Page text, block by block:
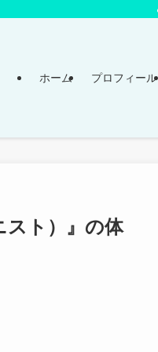
ホーム プロフィール
スト）』の体